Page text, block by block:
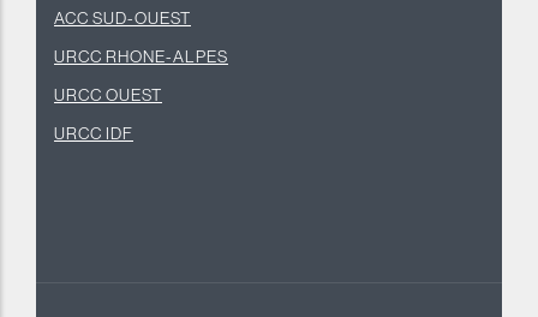
ACC SUD-OUEST
URCC RHONE-ALPES
URCC OUEST
URCC IDF